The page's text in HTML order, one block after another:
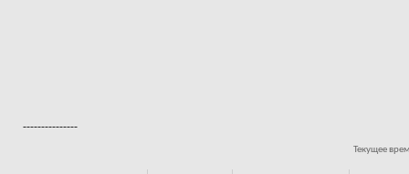
---------------
Текущее